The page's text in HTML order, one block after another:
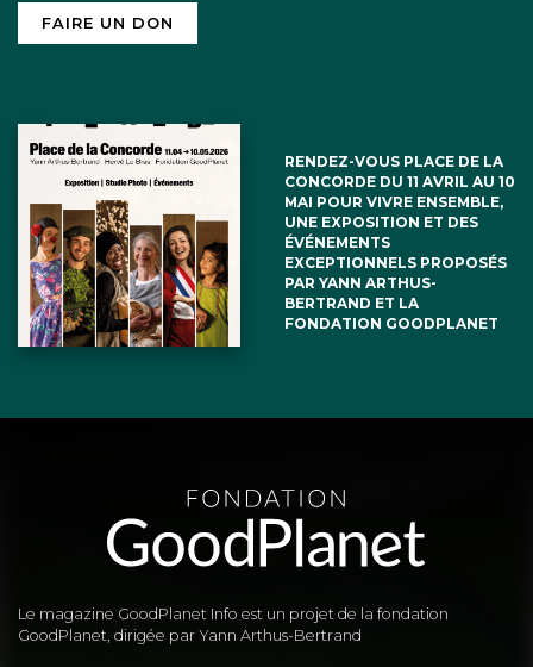
FAIRE UN DON
RENDEZ-VOUS PLACE DE LA
CONCORDE DU 11 AVRIL AU 10
MAI POUR VIVRE ENSEMBLE,
UNE EXPOSITION ET DES
ÉVÉNEMENTS
EXCEPTIONNELS PROPOSÉS
PAR YANN ARTHUS-
BERTRAND ET LA
FONDATION GOODPLANET
Le magazine GoodPlanet Info est un projet de la fondation
GoodPlanet, dirigée par Yann Arthus-Bertrand